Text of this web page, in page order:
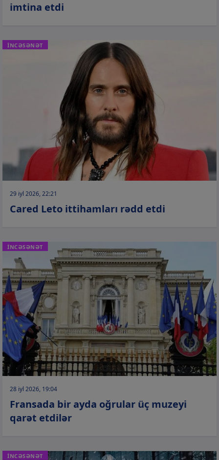
imtina etdi
İNCƏSƏNƏT
29 iyl 2026, 22:21
Cared Leto ittihamları rədd etdi
İNCƏSƏNƏT
28 iyl 2026, 19:04
Fransada bir ayda oğrular üç muzeyi
qarət etdilər
İNCƏSƏNƏT